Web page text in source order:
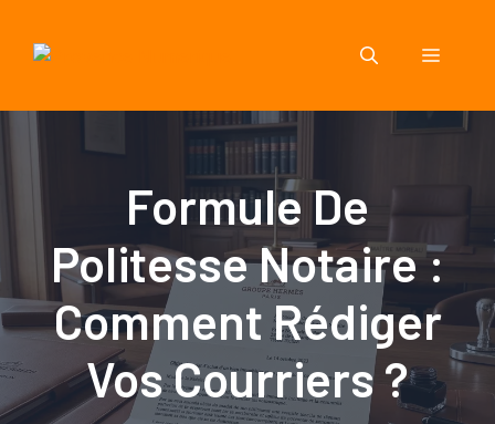
contenu
Menu
Formule De
Politesse Notaire :
Comment Rédiger
Vos Courriers ?